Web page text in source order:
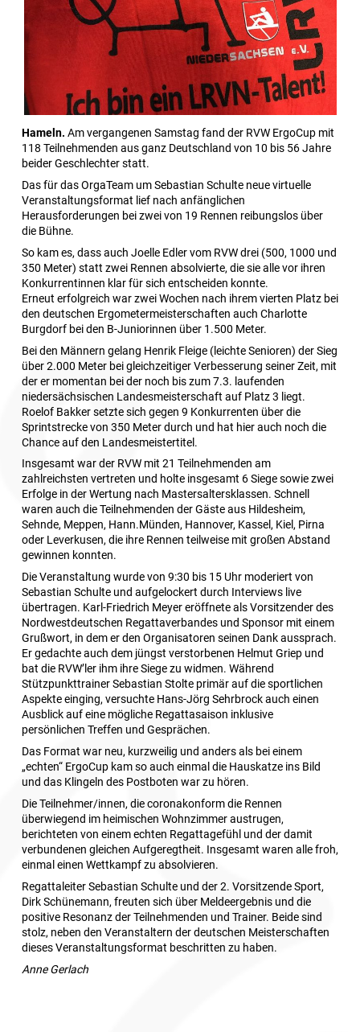
Hameln. Am vergangenen Samstag fand der RVW ErgoCup mit
118 Teilnehmenden aus ganz Deutschland von 10 bis 56 Jahre
beider Geschlechter statt.
Das für das OrgaTeam um Sebastian Schulte neue virtuelle
Veranstaltungsformat lief nach anfänglichen
Herausforderungen bei zwei von 19 Rennen reibungslos über
die Bühne.
So kam es, dass auch Joelle Edler vom RVW drei (500, 1000 und
350 Meter) statt zwei Rennen absolvierte, die sie alle vor ihren
Konkurrentinnen klar für sich entscheiden konnte.
Erneut erfolgreich war zwei Wochen nach ihrem vierten Platz bei
den deutschen Ergometermeisterschaften auch Charlotte
Burgdorf bei den B-Juniorinnen über 1.500 Meter.
Bei den Männern gelang Henrik Fleige (leichte Senioren) der Sieg
über 2.000 Meter bei gleichzeitiger Verbesserung seiner Zeit, mit
der er momentan bei der noch bis zum 7.3. laufenden
niedersächsischen Landesmeisterschaft auf Platz 3 liegt.
Roelof Bakker setzte sich gegen 9 Konkurrenten über die
Sprintstrecke von 350 Meter durch und hat hier auch noch die
Chance auf den Landesmeistertitel.
Insgesamt war der RVW mit 21 Teilnehmenden am
zahlreichsten vertreten und holte insgesamt 6 Siege sowie zwei
Erfolge in der Wertung nach Mastersaltersklassen. Schnell
waren auch die Teilnehmenden der Gäste aus Hildesheim,
Sehnde, Meppen, Hann.Münden, Hannover, Kassel, Kiel, Pirna
oder Leverkusen, die ihre Rennen teilweise mit großen Abstand
gewinnen konnten.
Die Veranstaltung wurde von 9:30 bis 15 Uhr moderiert von
Sebastian Schulte und aufgelockert durch Interviews live
übertragen. Karl-Friedrich Meyer eröffnete als Vorsitzender des
Nordwestdeutschen Regattaverbandes und Sponsor mit einem
Grußwort, in dem er den Organisatoren seinen Dank aussprach.
Er gedachte auch dem jüngst verstorbenen Helmut Griep und
bat die RVW’ler ihm ihre Siege zu widmen. Während
Stützpunkttrainer Sebastian Stolte primär auf die sportlichen
Aspekte einging, versuchte Hans-Jörg Sehrbrock auch einen
Ausblick auf eine mögliche Regattasaison inklusive
persönlichen Treffen und Gesprächen.
Das Format war neu, kurzweilig und anders als bei einem
„echten“ ErgoCup kam so auch einmal die Hauskatze ins Bild
und das Klingeln des Postboten war zu hören.
Die Teilnehmer/innen, die coronakonform die Rennen
überwiegend im heimischen Wohnzimmer austrugen,
berichteten von einem echten Regattagefühl und der damit
verbundenen gleichen Aufgeregtheit. Insgesamt waren alle froh,
einmal einen Wettkampf zu absolvieren.
Regattaleiter Sebastian Schulte und der 2. Vorsitzende Sport,
Dirk Schünemann, freuten sich über Meldeergebnis und die
positive Resonanz der Teilnehmenden und Trainer. Beide sind
stolz, neben den Veranstaltern der deutschen Meisterschaften
dieses Veranstaltungsformat beschritten zu haben.
Anne Gerlach